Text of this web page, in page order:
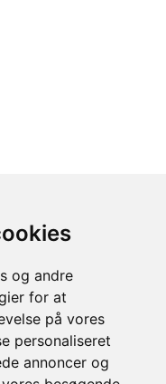
og andre
for at
på vores
personaliseret
annoncer og